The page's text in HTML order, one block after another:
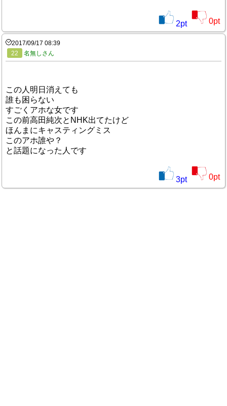
2pt 0pt
2017/09/17 08:39
22
名無しさん
この人明日消えても
誰も困らない
すごくアホな女です
この前高田純次とNHK出てたけど
ほんまにキャスティングミス
このアホ誰や？
と話題になった人です
3pt 0pt